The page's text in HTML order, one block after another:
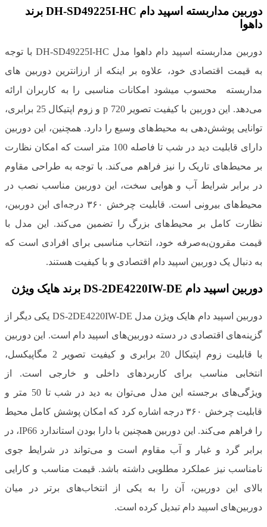
دوربین مداربسته اسپید دام DH-SD49225I-HC برند
داهوا
دوربین مداربسته اسپید دام داهوا مدل DH-SD49225I-HC با توجه
به قیمت اقتصادی خود، علاوه بر اینکه از ارزانترین دوربین های
مداربسته محسوب میشود امکانات مناسبی را به کاربران ارائه
می‌دهد. این دوربین با کیفیت تصویر 720 p و زوم اپتیکال 25 برابری،
توانایی پوشش‌دهی به محیط‌های وسیع را دارد. همچنین، این دوربین
دارای قابلیت دید در شب تا فاصله 100 متر است که امکان نظارت
بر محیط‌های تاریک را نیز فراهم می‌کند. با توجه به طراحی مقاوم
در برابر شرایط آب و هوایی سخت، این دوربین مناسب نصب در
محیط‌های بیرونی است. قابلیت چرخش ۳۶۰ درجه‌ای این دوربین،
نظارت کامل بر محیط‌های بزرگ را تضمین می‌کند. این مدل با
قیمت مقرون‌به‌صرفه خود، انتخاب مناسبی برای افرادی است که
به دنبال یک دوربین اسپید دام اقتصادی و با کیفیت هستند.
دوربین اسپید دام DS-2DE4220IW-DE برند هایک ویژن
دوربین اسپید دام هایک ویژن مدل DS-2DE4220IW-DE یکی دیگر از
گزینه‌های اقتصادی در دسته دوربین‌های اسپید دام است. این دوربین
با قابلیت زوم اپتیکال 20 برابری و کیفیت تصویر 2 مگاپیکسل،
انتخابی مناسب برای کاربردهای داخلی و خارجی است. از
ویژگی‌های برجسته این مدل می‌توان به دید در شب تا 50 متر و
قابلیت چرخش ۳۶۰ درجه اشاره کرد که امکان پوشش کامل محیط
را فراهم می‌کند. این دوربین همچنین با دارا بودن استاندارد IP66، در
برابر گرد و غبار و آب مقاوم است و می‌تواند در شرایط جوی
نامناسب نیز عملکرد مطلوبی داشته باشد. قیمت مناسب و کارایی
بالای این دوربین، آن را به یکی از انتخاب‌های برتر در میان
دوربین‌های اسپید دام تبدیل کرده است.